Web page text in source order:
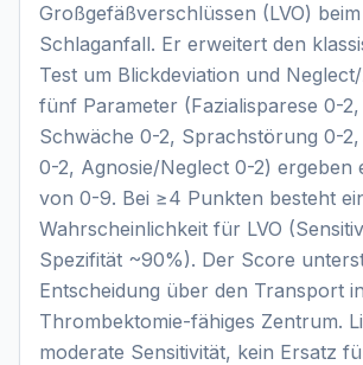
Großgefäßverschlüssen (LVO)
Schlaganfall. Er erweitert den
Test um Blickdeviation und
fünf Parameter (Fazialisparese 0-
Schwäche 0-2, Sprachstörung 0-2,
0-2, Agnosie/Neglect 0-2) ergeben
von 0-9. Bei ≥4 Punkten besteht
Wahrscheinlichkeit für LVO
Spezifität ~90%). Der Score
Entscheidung über den Transport
Thrombektomie-fähiges Zentrum.
moderate Sensitivität, kein Ersatz